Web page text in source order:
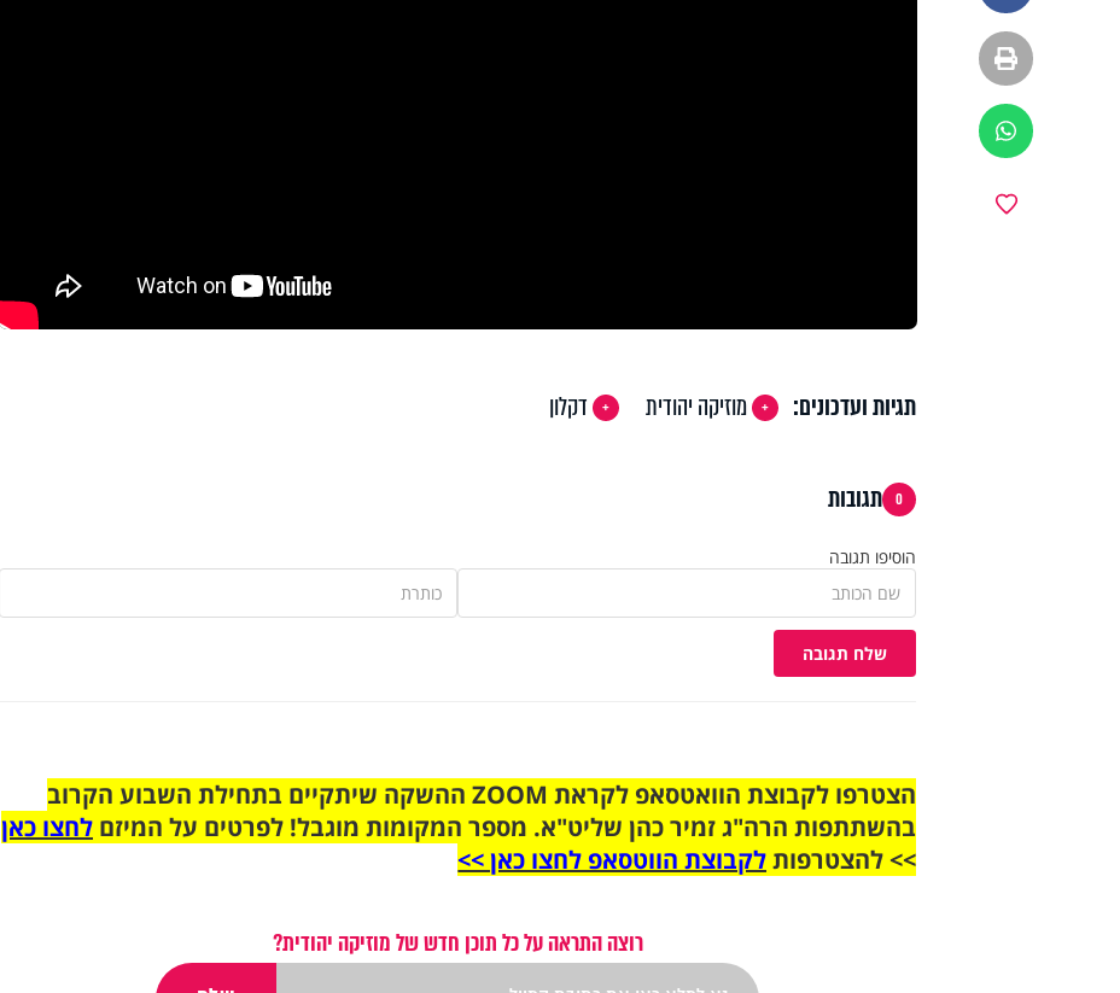
הדפסה
ווטסאפ
תגיות ועדכונים: מוזיקה יהודית דקלון
0 תגובות
הוסיפו תגובה
שלח תגובה
הצטרפו לקבוצת הוואטסאפ לקראת ZOOM ההשקה שיתקיים בתחילת השבוע הקרוב
בהשתתפות הרה"ג זמיר כהן שליט"א. מספר המקומות מוגבל! לפרטים על המיזם לחצו כאן
>> להצטרפותלקבוצת הווטסאפ לחצו כאן >>
רוצה התראה על כל תוכן חדש של מוזיקה יהודית?